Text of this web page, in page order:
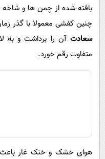
بافته‌ شده از چمن ‌ها و شاخه
چنین کفشی معمولا با گذر
سعادت آن را برداشت و به
متفاوت رقم خورد.
هوای خشک و خنک غار